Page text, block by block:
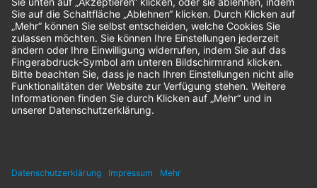
Geprüfter Shop